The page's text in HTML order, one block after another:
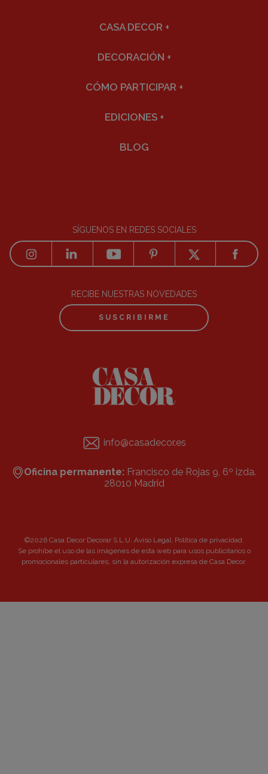
CASA DECOR +
DECORACIÓN +
CÓMO PARTICIPAR +
EDICIONES +
BLOG
SÍGUENOS EN REDES SOCIALES
RECIBE NUESTRAS NOVEDADES
SUSCRIBIRME
info@casadecor.es
Oficina permanente: Francisco de Rojas 9, 6º izda.
28010 Madrid
©2026 Casa Decor Decorar S.L.U. Aviso Legal. Política de privacidad.
Se prohibe el uso de las imágenes de esta web para usos publicitarios o
promocionales particulares, sin la autorización expresa de Casa Decor.